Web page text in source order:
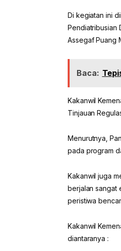
Di kegiatan ini
Pendiatribusian
Assegaf Puang
Baca:
Kakanwil
Tinjauan
Menurutnya,
pada program
Kakanwil juga
berjalan sangat
peristiwa
Kakanwil
diantaranya :